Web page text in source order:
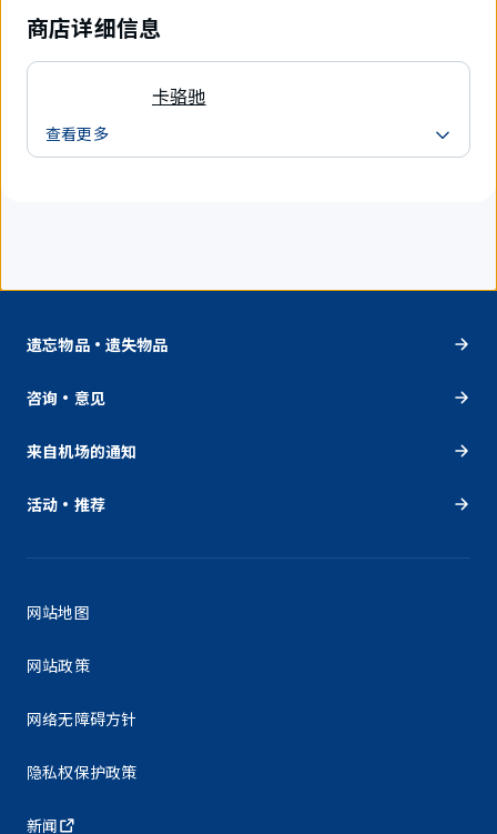
商店详细信息
卡骆驰
查看更多
遗忘物品・遗失物品
咨询・意见
来自机场的通知
活动・推荐
网站地图
网站政策
网络无障碍方针
隐私权保护政策
新闻